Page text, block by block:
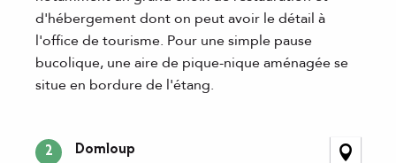
d'hébergement dont on peut avoir le détail à
l'office de tourisme. Pour une simple pause
bucolique, une aire de pique-nique aménagée se
situe en bordure de l'étang.
2 Domloup